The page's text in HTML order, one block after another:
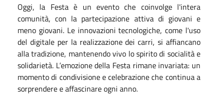
Oggi, la Festa è un evento che coinvolge l'intera
comunità, con la partecipazione attiva di giovani e
meno giovani. Le innovazioni tecnologiche, come l'uso
del digitale per la realizzazione dei carri, si affiancano
alla tradizione, mantenendo vivo lo spirito di socialità e
solidarietà. L’emozione della Festa rimane invariata: un
momento di condivisione e celebrazione che continua a
sorprendere e affascinare ogni anno.